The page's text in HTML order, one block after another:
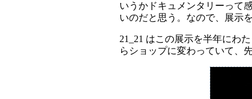
いうかドキュメンタリーって
いのだと思う。なので、展示
21_21 はこの展示を半年にわ
らショップに変わっていて、